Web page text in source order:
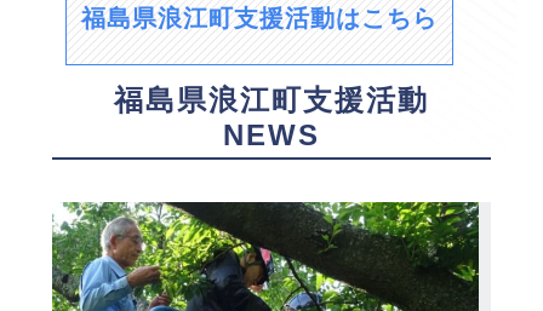
福島県浪江町支援活動はこちら
福島県浪江町支援活動
NEWS